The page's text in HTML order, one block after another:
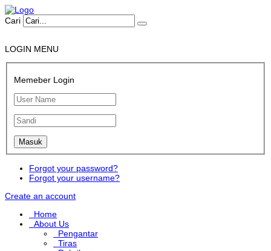
Cari
LOGIN MENU
Memeber Login
Forgot your password?
Forgot your username?
Create an account
Home
About Us
Pengantar
Tiras